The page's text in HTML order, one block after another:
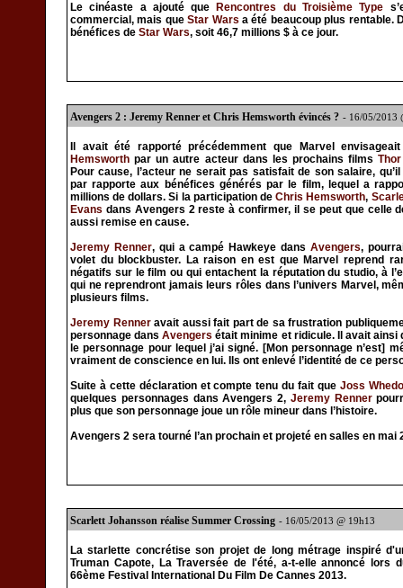
Le cinéaste a ajouté que
Rencontres du Troisième Type
commercial, mais queStar Wars a été beaucoup plus rentable.
bénéfices de Star Wars, soit 46,7 millions $ à ce jour.
Avengers 2 : Jeremy Renner et Chris Hemsworth évincés ? - 16/05/2013
Il avait été rapporté précédemment que Marvel
Hemsworth par un autre acteur dans les prochains filmsThor
Pour cause, l’acteur ne serait pas satisfait de son salaire,
par rapporte aux bénéfices générés par le film, lequel a
millions de dollars. Si la participation deChris Hemsworth,
Evans dans Avengers 2 reste à confirmer, il se peut que celle
aussi remise en cause.
Jeremy Renner, qui a campé Hawkeye dansAvengers,
volet du blockbuster. La raison en est que Marvel reprend
négatifs sur le film ou qui entachent la réputation du studio, à
qui ne reprendront jamais leurs rôles dans l’univers Marvel,
plusieurs films.
Jeremy Renneravait aussi fait part de sa frustration
personnage dansAvengers était minime et ridicule. Il avait ainsi
le personnage pour lequel j’ai signé. [Mon personnage n’est]
vraiment de conscience en lui. Ils ont enlevé l’identité de ce
Suite à cette déclaration et compte tenu du fait que Joss
quelques personnages dans Avengers 2, Jeremy Renner
plus que son personnage joue un rôle mineur dans l’histoire.
Avengers 2 sera tourné l’an prochain et projeté en salles en mai
Scarlett Johansson réalise Summer Crossing - 16/05/2013 @ 19h13
La starlette concrétise son projet de long métrage inspiré
Truman Capote, La Traversée de l'été, a-t-elle annoncé lors
66ème Festival International Du Film De Cannes 2013.